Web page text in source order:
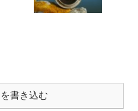
書き込む